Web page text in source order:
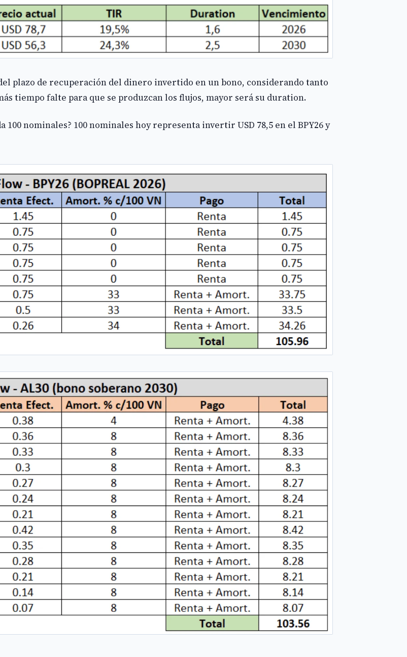
plazo de recuperación del dinero invertido en un bono, considerando tanto
tiempo falte para que se produzcan los flujos, mayor será su duration.
100 nominales? 100 nominales hoy representa invertir USD 78,5 en el BPY26 y